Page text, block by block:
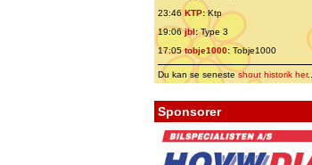
23:46 KTP:Ktp
19:06jbl:Type 3
17:05tobje1000: Tobje1000
Du kan se senesteshout historik her...
Sponsorer